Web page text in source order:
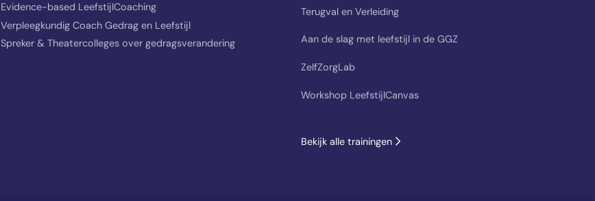
Evidence-based LeefstijlCoaching
Verpleegkundig Coach Gedrag en Leefstijl
Spreker & Theatercolleges over gedragsverandering
Terugval en Verleiding
Aan de slag met leefstijl in de GGZ
ZelfZorgLab
Workshop LeefstijlCanvas
Bekijk alle trainingen